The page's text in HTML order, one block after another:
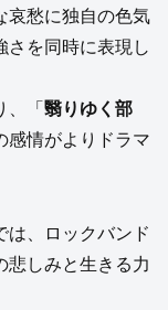
哀愁に独自の色気
さを同時に表現し
「 翳りゆく部
感情がよりドラマ
は、ロックバンド
悲しみと生きる力